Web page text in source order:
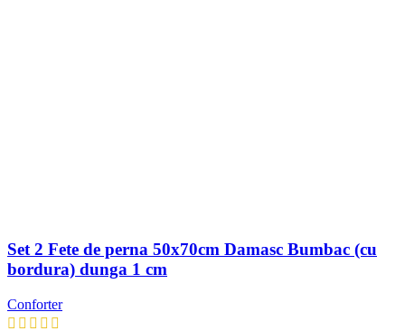
Set 2 Fete de perna 50x70cm Damasc Bumbac (cu
bordura) dunga 1 cm
Conforter